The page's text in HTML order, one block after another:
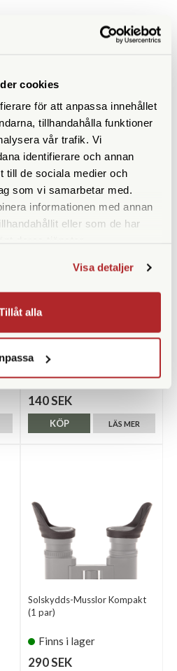
cookies
för att anpassa innehållet
tillhandahålla funktioner
vår trafik. Vi
identifierare och annan
till de sociala medier och
som vi samarbetar med.
informationen med annan
eller som de har
Visa detaljer
alla
Zeiss
Zeiss Cleaning Fluid Kit
Finns i lager
140 SEK
LÄS MER
KÖP
Solskydds-Musslor Kompakt
(1 par)
Finns i lager
290 SEK